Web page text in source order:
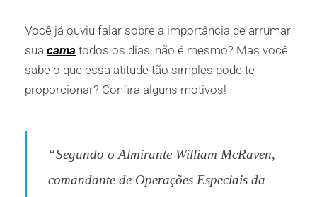
Você já ouviu falar sobre a importância de arrumar
sua cama todos os dias, não é mesmo? Mas você
sabe o que essa atitude tão simples pode te
proporcionar? Confira alguns motivos!
“Segundo o Almirante William McRaven,
comandante de Operações Especiais da